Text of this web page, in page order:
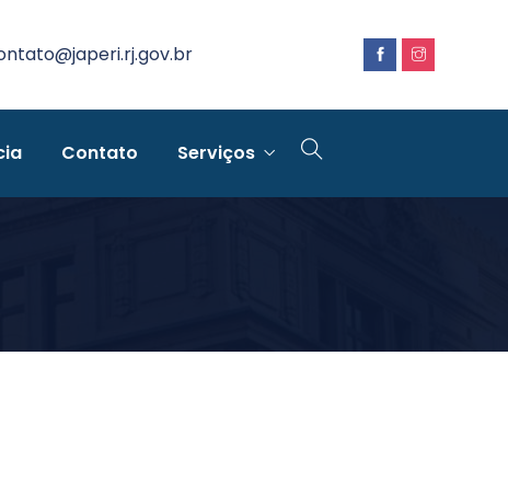
Contato Serviços